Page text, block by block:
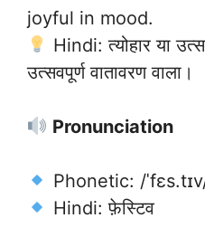
joyful in mood.
Hindi: त्योहार या
उत्सवपूर्ण वातावरण वाला।
Pronunciation
Phonetic: /
Hindi: फ़ेस्टिव